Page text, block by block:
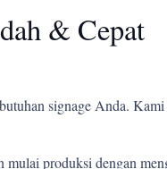
& Cepat
signage Anda.
mulai produksi dengan